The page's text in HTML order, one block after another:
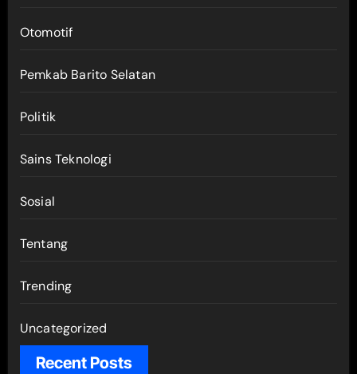
Otomotif
Pemkab Barito Selatan
Politik
Sains Teknologi
Sosial
Tentang
Trending
Uncategorized
Recent Posts